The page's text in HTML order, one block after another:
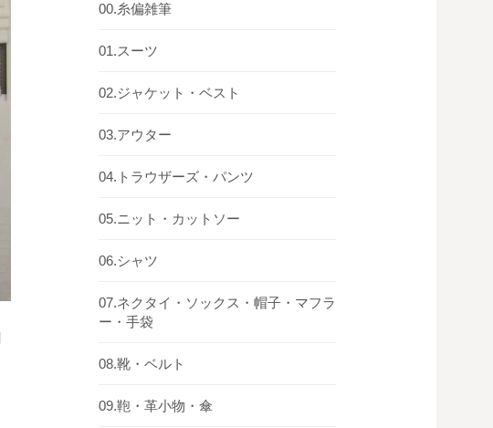
00.糸偏雑筆
01.スーツ
02.ジャケット・ベスト
03.アウター
04.トラウザーズ・パンツ
05.ニット・カットソー
06.シャツ
07.ネクタイ・ソックス・帽子・マフラ
ー・手袋
08.靴・ベルト
09.鞄・革小物・傘